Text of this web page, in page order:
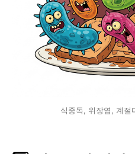
식중독, 위장염, 계절